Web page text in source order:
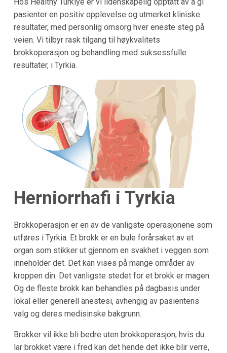
Hos Healthy Türkiye er vi lidenskapelig opptatt av å gi
pasienter en positiv opplevelse og utmerket kliniske
resultater, med personlig omsorg hver eneste steg på
veien. Vi tilbyr rask tilgang til høykvalitets
brokkoperasjon og behandling med suksessfulle
resultater, i Tyrkia.
Herniorrhafi i Tyrkia
Brokkoperasjon er en av de vanligste operasjonene som
utføres i Tyrkia. Et brokk er en bule forårsaket av et
organ som stikker ut gjennom en svakhet i veggen som
inneholder det. Det kan vises på mange områder av
kroppen din. Det vanligste stedet for et brokk er magen.
Og de fleste brokk kan behandles på dagbasis under
lokal eller generell anestesi, avhengig av pasientens
valg og deres medisinske bakgrunn.
Brokker vil ikke bli bedre uten brokkoperasjon; hvis du
lar brokket være i fred kan det hende det ikke blir verre,